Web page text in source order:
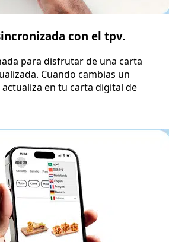
con el tpv.
para disfrutar de una carta
Cuando cambias un
en tu carta digital de